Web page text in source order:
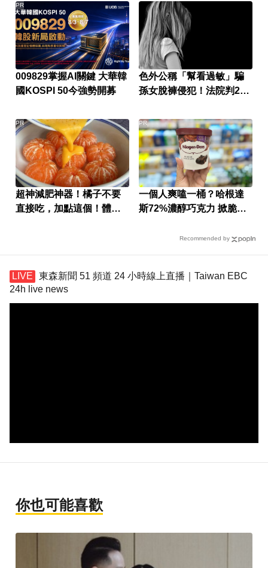
009829掌握AI關鍵 大華韓
國KOSPI 50今強勢開募
PR
色外公稱「幫看過敏」騙
孫女脫褲侵犯！法院判2年
超神減肥神器！橘子不要
直接吃，加點這個！體重
PR
一個人爽嗑一桶？哈根達
斯72%濃醇巧克力 掀脆友
PR
Recommended by
東森新聞 51 頻道 24 小時線上直播｜Taiwan EBC
24h live news
你也可能喜歡